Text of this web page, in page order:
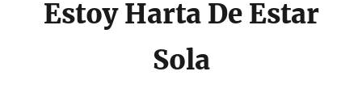
Estoy Harta De Estar
Sola